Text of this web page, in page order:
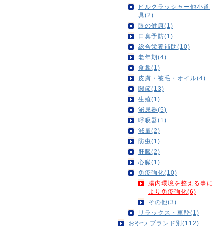
ピルクラッシャー他小道
具(2)
眼の健康(1)
口臭予防(1)
総合栄養補助(10)
老年期(4)
食糞(1)
皮膚・被毛・オイル(4)
関節(13)
生殖(1)
泌尿器(5)
呼吸器(1)
減量(2)
防虫(1)
肝臓(2)
心臓(1)
免疫強化(10)
腸内環境を整える事に
より免疫強化(6)
その他(3)
リラックス・車酔(1)
おやつ ブランド別(112)